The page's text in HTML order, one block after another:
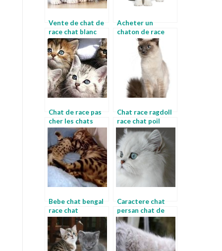
Vente de chat de
race chat blanc
poils longs
Acheter un
chaton de race
race de chat
appartement
Chat de race pas
cher les chats
races
Chat race ragdoll
race chat poil
court
Bebe chat bengal
race chat
miniature
Caractere chat
persan chat de
race a donner